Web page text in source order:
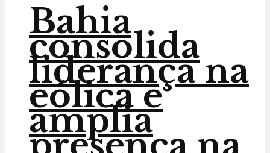
Bahia
consolida
liderança na
eólica e
amplia